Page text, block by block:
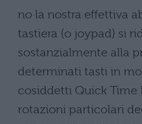
no la nostra effettiva
tastiera (o joypad) si
sostanzialmente alla
determinati tasti in
cosiddetti Quick Time
rotazioni particolari